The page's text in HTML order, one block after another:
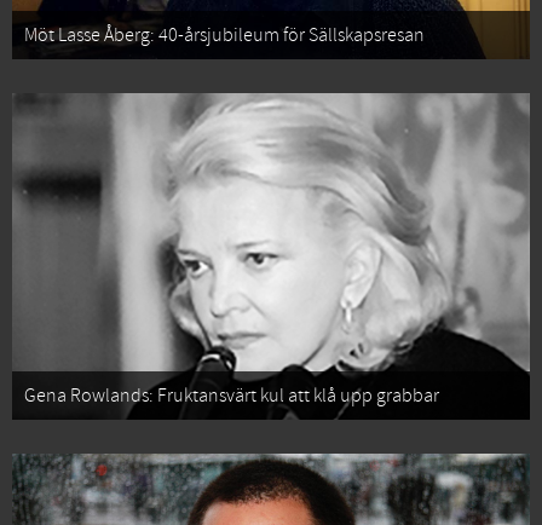
Möt Lasse Åberg: 40-årsjubileum för Sällskapsresan
Gena Rowlands: Fruktansvärt kul att klå upp grabbar